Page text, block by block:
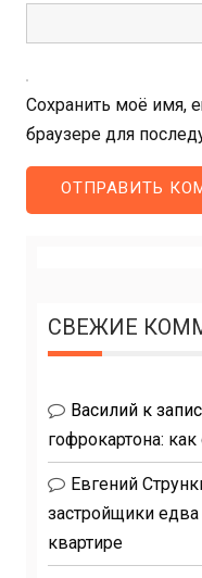
Сохранить моё имя,
браузере для
СВЕЖИЕ
Василий к
гофрокартона:
Евгений
застройщики
квартире